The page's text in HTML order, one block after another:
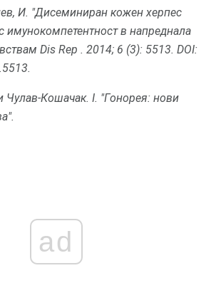
И. "Дисеминиран кожен херпес
имунокомпетентност в напреднала
Dis Rep . 2014; 6 (3): 5513. DOI:
Чулав-Кошачак. I. "Гонорея: нови
ad